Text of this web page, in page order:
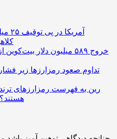
خروج ۵۸۹ میلیون دلار
تداوم صعود رمزارزها زیر
رین به فهرست رمزارزهای
پشت صعود قیمت RAIN هستند؟